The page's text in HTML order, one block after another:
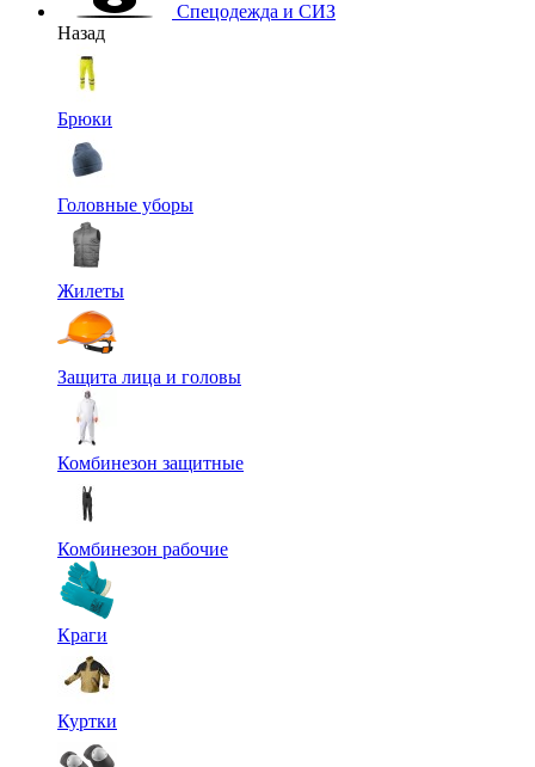
Спецодежда и СИЗ
Назад
Брюки
Головные уборы
Жилеты
Защита лица и головы
Комбинезон защитные
Комбинезон рабочие
Краги
Куртки